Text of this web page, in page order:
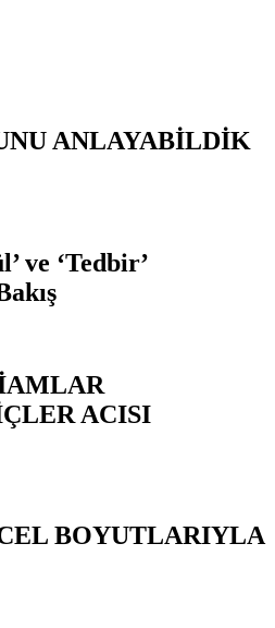
ANLAYABİLDİK
ve ‘Tedbir’
ACISI
BOYUTLARIYLA